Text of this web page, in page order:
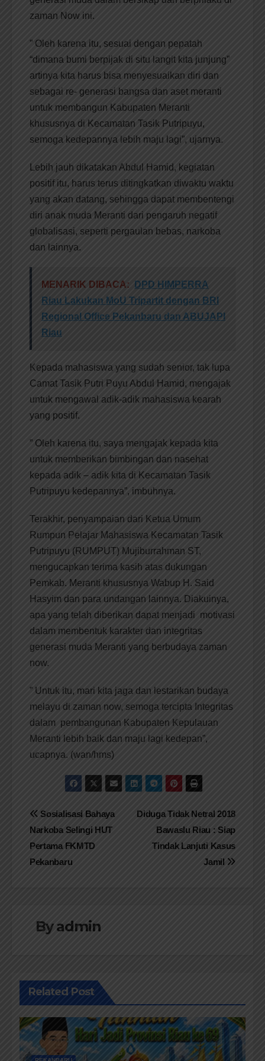
zaman Now ini.
” Oleh karena itu, sesuai dengan pepatah
“dimana bumi berpijak di situ langit kita junjung”
artinya kita harus bisa menyesuaikan diri dan
sebagai re- generasi bangsa dan aset meranti
untuk membangun Kabupaten Meranti
khususnya di Kecamatan Tasik Putripuyu,
semoga kedepannya lebih maju lagi”, ujarnya.
Lebih jauh dikatakan Abdul Hamid, kegiatan
positif itu, harus terus ditingkatkan diwaktu waktu
yang akan datang, sehingga dapat membentengi
diri anak muda Meranti dari pengaruh negatif
globalisasi, seperti pergaulan bebas, narkoba
dan lainnya.
MENARIK DIBACA:
DPD HIMPERRA
Riau Lakukan MoU Tripartit dengan BRI
Regional Office Pekanbaru dan ABUJAPI
Riau
Kepada mahasiswa yang sudah senior, tak lupa
Camat Tasik Putri Puyu Abdul Hamid, mengajak
untuk mengawal adik-adik mahasiswa kearah
yang positif.
” Oleh karena itu, saya mengajak kepada kita
untuk memberikan bimbingan dan nasehat
kepada adik – adik kita di Kecamatan Tasik
Putripuyu kedepannya”, imbuhnya.
Terakhir, penyampaian dari Ketua Umum
Rumpun Pelajar Mahasiswa Kecamatan Tasik
Putripuyu (RUMPUT) Mujiburrahman ST,
mengucapkan terima kasih atas dukungan
Pemkab. Meranti khususnya Wabup H. Said
Hasyim dan para undangan lainnya. Diakuinya,
apa yang telah diberikan dapat menjadi motivasi
dalam membentuk karakter dan integritas
generasi muda Meranti yang berbudaya zaman
now.
” Untuk itu, mari kita jaga dan lestarikan budaya
melayu di zaman now, semoga tercipta Integritas
dalam pembangunan Kabupaten Kepulauan
Meranti lebih baik dan maju lagi kedepan”,
ucapnya. (wan/hms)
Navigasi
pos
Diduga Tidak Netral 2018
Bawaslu Riau : Siap
Tindak Lanjuti Kasus
Jamil
Sosialisasi Bahaya
Narkoba Selingi HUT
Pertama FKMTD
Pekanbaru
Byadmin
Related Post